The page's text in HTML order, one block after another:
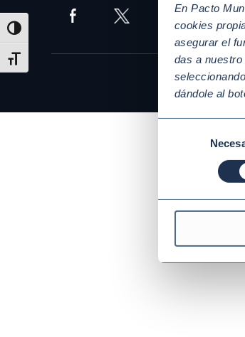
En Pacto
cookies
asegurar el
das a
dándole al
consentimiento
Alternar alto contraste
Alternar tamaño de letra